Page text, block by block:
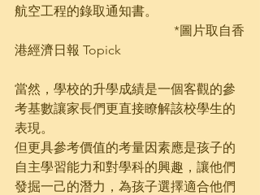
航空工程的錄取通知書。
                                                 *圖片取自香
港經濟日報 Topick
當然，學校的升學成績是一個客觀的參
考基數讓家長們更直接瞭解該校學生的
表現。
但更具參考價值的考量因素應是孩子的
自主學習能力和對學科的興趣，讓他們
發掘一己的潛力，為孩子選擇適合他們